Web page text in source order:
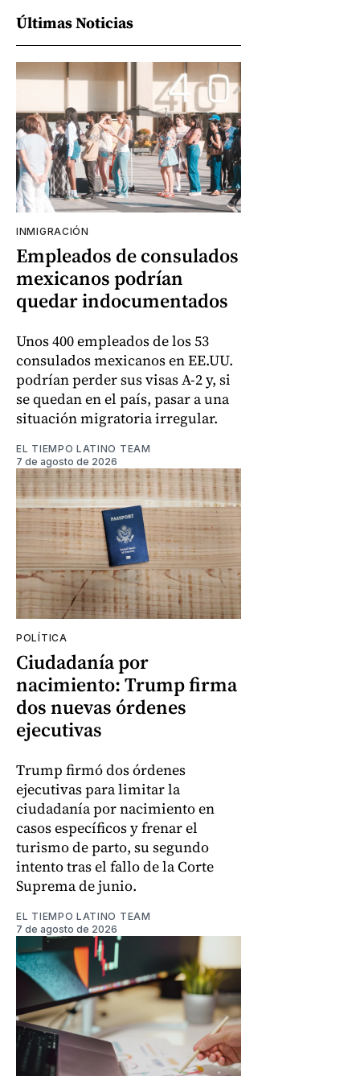
Últimas Noticias
INMIGRACIÓN
Empleados de consulados
mexicanos podrían
quedar indocumentados
Unos 400 empleados de los 53
consulados mexicanos en EE.UU.
podrían perder sus visas A-2 y, si
se quedan en el país, pasar a una
situación migratoria irregular.
EL TIEMPO LATINO TEAM
7 de agosto de 2026
POLÍTICA
Ciudadanía por
nacimiento: Trump firma
dos nuevas órdenes
ejecutivas
Trump firmó dos órdenes
ejecutivas para limitar la
ciudadanía por nacimiento en
casos específicos y frenar el
turismo de parto, su segundo
intento tras el fallo de la Corte
Suprema de junio.
EL TIEMPO LATINO TEAM
7 de agosto de 2026